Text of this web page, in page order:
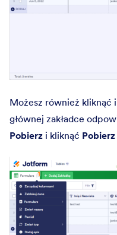
Możesz również
głównej zakładce
Pobierz i kliknąć